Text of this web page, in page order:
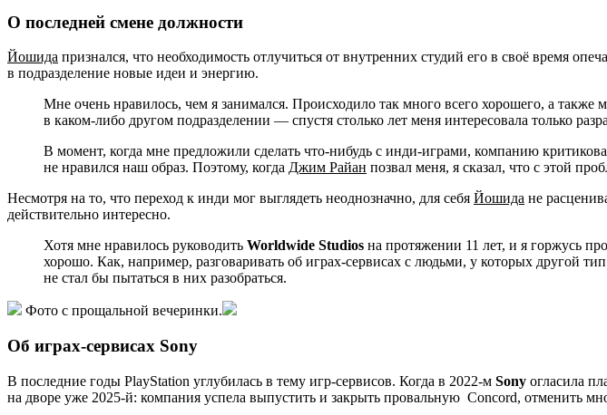
О последней смене должности
Йошида признался, что необходимость отлучиться от внутренних студий его в своё время
в подразделение новые идеи и энергию.
Мне очень нравилось, чем я занимался. Происходило так много всего хорошего, а
в каком-либо другом подразделении — спустя столько лет меня интересовала только
В момент, когда мне предложили сделать что-нибудь с инди-играми, компанию
не нравился наш образ. Поэтому, когда Джим Райан позвал меня, я сказал, что с этой
Несмотря на то, что переход к инди мог выглядеть неоднозначно, для себя Йошида не
действительно интересно.
Хотя мне нравилось руководить Worldwide Studios на протяжении 11 лет, и я горжусь
хорошо. Как, например, разговаривать об играх-сервисах с людьми, у которых
не стал бы пытаться в них разобраться.
Фото с прощальной вечеринки.
Об играх-сервисах Sony
В последние годы PlayStation углубилась в тему игр-сервисов. Когда в 2022-м Sony огласила
на дворе уже 2025-й: компания успела выпустить и закрыть провальную Concord, отменить